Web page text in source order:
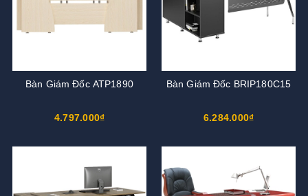
Bàn Giám Đốc ATP1890
4.797.000₫
Bàn Giám Đốc BRIP180C15
6.284.000₫